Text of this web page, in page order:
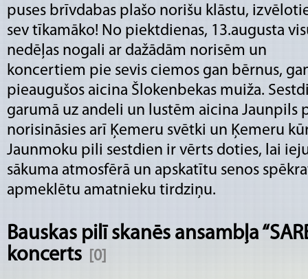
puses brīvdabas plašo norišu klāstu,
sev tīkamāko! No piektdienas, 13.augusta
nedēļas nogali ar dažādām norisēm un
koncertiem pie sevis ciemos gan bērnus,
pieaugušos aicina Šlokenbekas muiža.
garumā uz andeli un lustēm aicina Jaunpils
norisināsies arī Ķemeru svētki un Ķemeru
Jaunmoku pili sestdien ir vērts doties, lai
sākuma atmosfērā un apskatītu senos
apmeklētu amatnieku tirdziņu.
Bauskas pilī skanēs ansambļa
koncerts
[0]